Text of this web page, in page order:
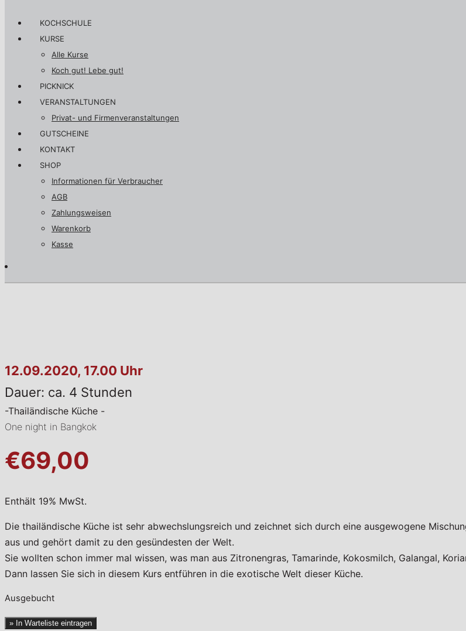
KOCHSCHULE
KURSE
Alle Kurse
Koch gut! Lebe gut!
PICKNICK
VERANSTALTUNGEN
Privat- und Firmenveranstaltungen
GUTSCHEINE
KONTAKT
SHOP
Informationen für Verbraucher
AGB
Zahlungsweisen
Warenkorb
Kasse
12.09.2020, 17.00 Uhr
Dauer: ca. 4 Stunden
-Thailändische Küche -
One night in Bangkok
€69,00
Enthält 19% MwSt.
Die thailändische Küche ist sehr abwechslungsreich und zeichnet sich durch eine ausgewogene
aus und gehört damit zu den gesündesten der Welt.
Sie wollten schon immer mal wissen, was man aus Zitronengras, Tamarinde, Kokosmilch, Galangal,
Dann lassen Sie sich in diesem Kurs entführen in die exotische Welt dieser Küche.
Ausgebucht
» In Warteliste eintragen